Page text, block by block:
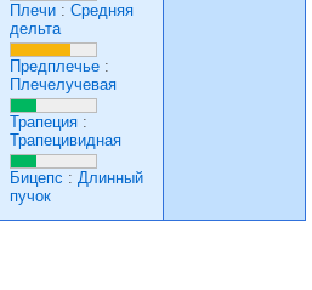
Плечи : Средняя
дельта
Предплечье :
Плечелучевая
Трапеция :
Трапецивидная
Бицепс : Длинный
пучок